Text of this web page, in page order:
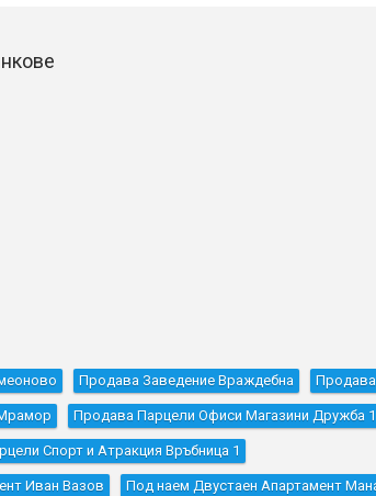
Продава Заведение Враждебна
Продава Парцели Офиси Магазини Дружба 1
Спорт и Атракция Връбница 1
Иван Вазов Под наем Двустаен Апартамент